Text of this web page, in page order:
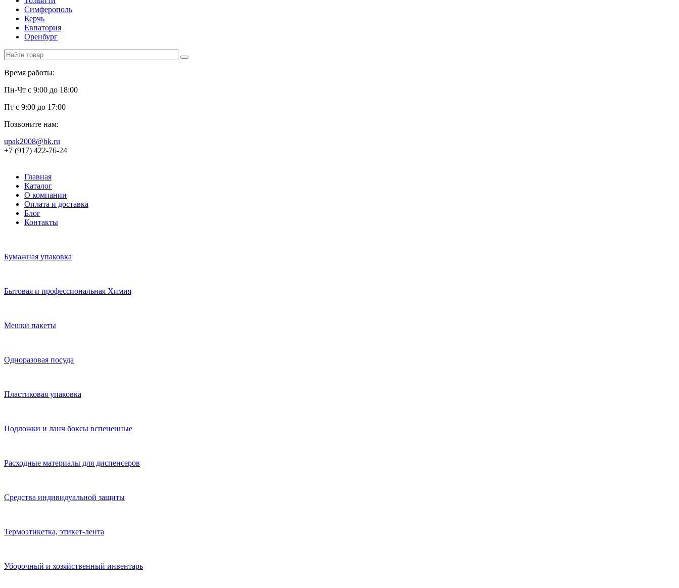
Симферополь
Керчь
Евпатория
Оренбург
Время работы:
Пн-Чт с 9:00 до 18:00
Пт с 9:00 до 17:00
Позвоните нам:
upak2008@bk.ru
+7 (917) 422-76-24
Главная
Каталог
О компании
Оплата и доставка
Блог
Контакты
Бумажная упаковка
Бытовая и профессиональная Химия
Мешки пакеты
Одноразовая посуда
Пластиковая упаковка
Подложки и ланч боксы вспененные
Расходные материалы для диспенсеров
Средства индивидуальной защиты
Термоэтикетка, этикет-лента
Уборочный и хозяйственный инвентарь